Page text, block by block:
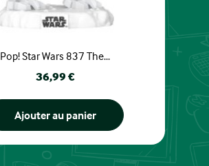
Pop! Star Wars 837 The...
Prix
36,99 €
Ajouter au panier